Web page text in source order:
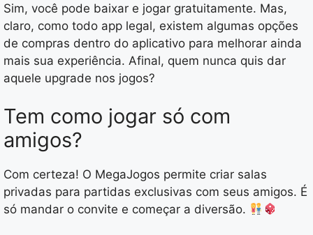
Sim, você pode baixar e jogar gratuitamente. Mas,
claro, como todo app legal, existem algumas opções
de compras dentro do aplicativo para melhorar ainda
mais sua experiência. Afinal, quem nunca quis dar
aquele upgrade nos jogos?
Tem como jogar só com
amigos?
Com certeza! O MegaJogos permite criar salas
privadas para partidas exclusivas com seus amigos. É
só mandar o convite e começar a diversão.